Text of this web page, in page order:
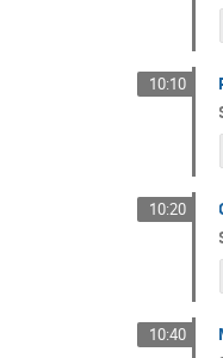
10:10
10:20
10:40